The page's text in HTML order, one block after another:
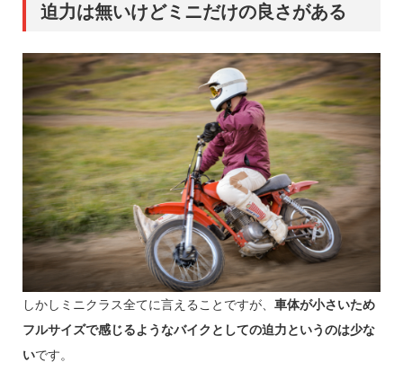
迫力は無いけどミニだけの良さがある
しかしミニクラス全てに言えることですが、 車体が小さいため
フルサイズで感じるようなバイクとしての迫力というのは少な
いです。